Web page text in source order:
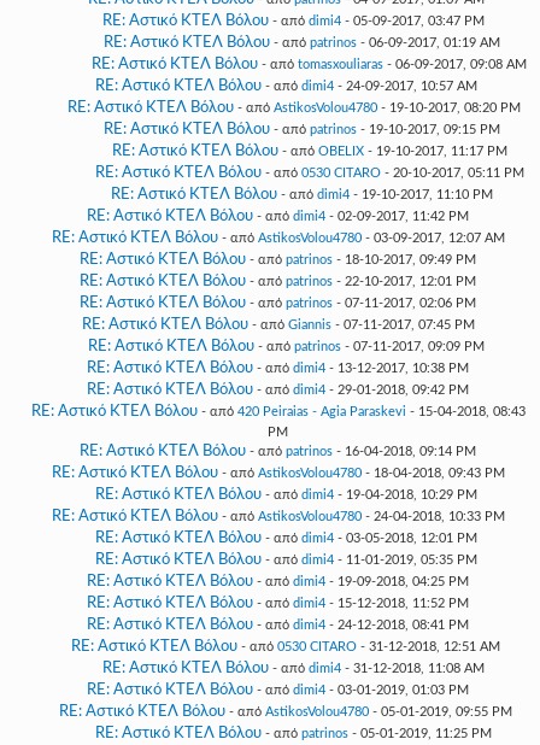
RE: Αστικό ΚΤΕΛ Βόλου - από dimi4 - 05-09-2017, 03:47 PM
RE: Αστικό ΚΤΕΛ Βόλου - από patrinos- 06-09-2017, 01:19 AM
RE: Αστικό ΚΤΕΛ Βόλου - από tomasxouliaras - 06-09-2017, 09:08 AM
RE: Αστικό ΚΤΕΛ Βόλου - από dimi4- 24-09-2017, 10:57 AM
RE: Αστικό ΚΤΕΛ Βόλου - από AstikosVolou4780- 19-10-2017, 08:20 PM
RE: Αστικό ΚΤΕΛ Βόλου - από patrinos- 19-10-2017, 09:15 PM
RE: Αστικό ΚΤΕΛ Βόλου - από OBELIX- 19-10-2017, 11:17 PM
RE: Αστικό ΚΤΕΛ Βόλου - από 0530 CITARO- 20-10-2017, 05:11 PM
RE: Αστικό ΚΤΕΛ Βόλου - από dimi4- 19-10-2017, 11:10 PM
RE: Αστικό ΚΤΕΛ Βόλου - από dimi4 - 02-09-2017, 11:42 PM
RE: Αστικό ΚΤΕΛ Βόλου - από AstikosVolou4780- 03-09-2017, 12:07 AM
RE: Αστικό ΚΤΕΛ Βόλου - από patrinos - 18-10-2017, 09:49 PM
RE: Αστικό ΚΤΕΛ Βόλου - από patrinos - 22-10-2017, 12:01 PM
RE: Αστικό ΚΤΕΛ Βόλου - από patrinos - 07-11-2017, 02:06 PM
RE: Αστικό ΚΤΕΛ Βόλου - από Giannis- 07-11-2017, 07:45 PM
RE: Αστικό ΚΤΕΛ Βόλου - από patrinos- 07-11-2017, 09:09 PM
RE: Αστικό ΚΤΕΛ Βόλου - από dimi4 - 13-12-2017, 10:38 PM
RE: Αστικό ΚΤΕΛ Βόλου - από dimi4 - 29-01-2018, 09:42 PM
RE: Αστικό ΚΤΕΛ Βόλου - από 420 Peiraias - Agia Paraskevi - 15-04-2018, 08:43
PM
RE: Αστικό ΚΤΕΛ Βόλου - από patrinos - 16-04-2018, 09:14 PM
RE: Αστικό ΚΤΕΛ Βόλου - από AstikosVolou4780- 18-04-2018, 09:43 PM
RE: Αστικό ΚΤΕΛ Βόλου - από dimi4- 19-04-2018, 10:29 PM
RE: Αστικό ΚΤΕΛ Βόλου - από AstikosVolou4780- 24-04-2018, 10:33 PM
RE: Αστικό ΚΤΕΛ Βόλου - από dimi4- 03-05-2018, 12:01 PM
RE: Αστικό ΚΤΕΛ Βόλου - από dimi4- 11-01-2019, 05:35 PM
RE: Αστικό ΚΤΕΛ Βόλου - από dimi4 - 19-09-2018, 04:25 PM
RE: Αστικό ΚΤΕΛ Βόλου - από dimi4 - 15-12-2018, 11:52 PM
RE: Αστικό ΚΤΕΛ Βόλου - από dimi4 - 24-12-2018, 08:41 PM
RE: Αστικό ΚΤΕΛ Βόλου - από 0530 CITARO - 31-12-2018, 12:51 AM
RE: Αστικό ΚΤΕΛ Βόλου - από dimi4 - 31-12-2018, 11:08 AM
RE: Αστικό ΚΤΕΛ Βόλου - από dimi4 - 03-01-2019, 01:03 PM
RE: Αστικό ΚΤΕΛ Βόλου - από AstikosVolou4780 - 05-01-2019, 09:55 PM
RE: Αστικό ΚΤΕΛ Βόλου - από patrinos - 05-01-2019, 11:25 PM